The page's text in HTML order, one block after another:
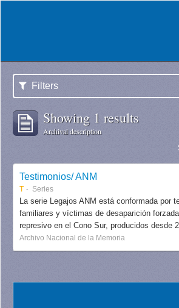
Filters
Showing 1 results
Archival description
Testimonios/ ANM
T Series
La serie Legajos ANM está conformada por
familiares y víctimas de desaparición
represivo en el Cono Sur, producidos desde
Archivo Nacional de la Memoria